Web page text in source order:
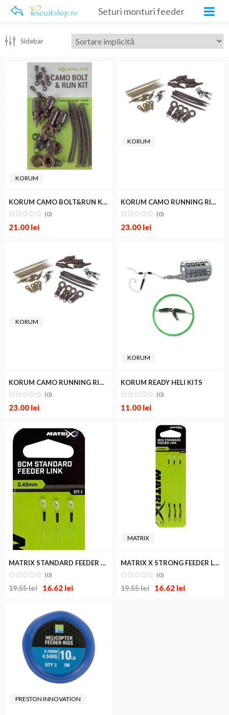
Seturi monturi feeder
Sidebar
KORUM
KORUM CAMO BOLT&RUN KIT
(0)
21.00 lei
KORUM
KORUM CAMO RUNNING RIG KIT
(0)
23.00 lei
KORUM
KORUM CAMO RUNNING RIG KIT XL
(0)
23.00 lei
KORUM
KORUM READY HELI KITS
(0)
11.00 lei
MATRIX STANDARD FEEDER LINK
(0)
19.55lei 16.62 lei
MATRIX
MATRIX X STRONG FEEDER LINK
(0)
19.55lei 16.62 lei
PRESTON INNOVATION